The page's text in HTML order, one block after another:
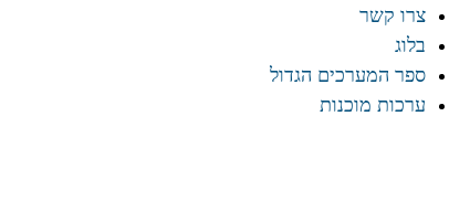
צרו קשר
בלוג
ספר המערכים הגדול
ערכות מוכנות